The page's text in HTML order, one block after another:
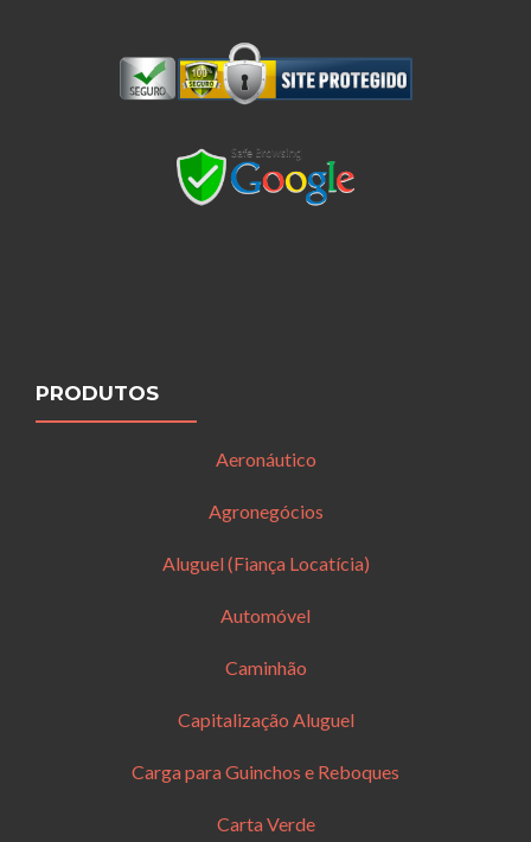
PRODUTOS
Aeronáutico
Agronegócios
Aluguel (Fiança Locatícia)
Automóvel
Caminhão
Capitalização Aluguel
Carga para Guinchos e Reboques
Carta Verde